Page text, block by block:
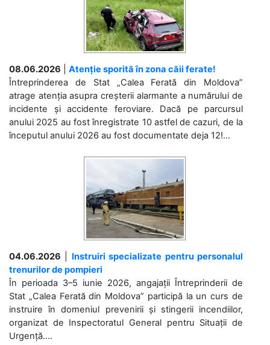
08.06.2026
Atenție sporită în zona căii ferate!
Întreprinderea de Stat „Calea Ferată din Moldova”
atrage atenția asupra creșterii alarmante a numărului de
incidente și accidente feroviare. Dacă pe parcursul
anului 2025 au fost înregistrate 10 astfel de cazuri, de la
începutul anului 2026 au fost documentate deja 12!...
04.06.2026
Instruiri specializate pentru personalul
trenurilor de pompieri
În perioada 3–5 iunie 2026, angajații Întreprinderii de
Stat „Calea Ferată din Moldova” participă la un curs de
instruire în domeniul prevenirii și stingerii incendiilor,
organizat de Inspectoratul General pentru Situații de
Urgență....